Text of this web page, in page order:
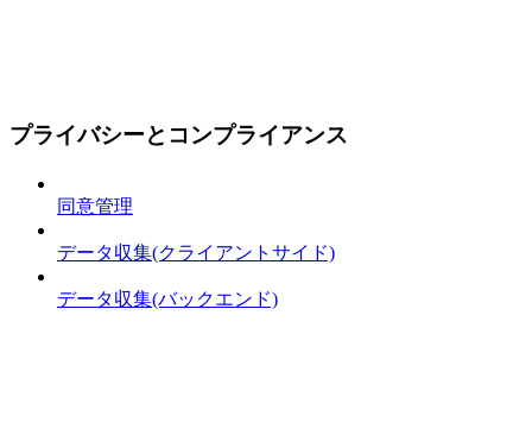
プライバシーとコンプライアンス
同意管理
データ収集(クライアントサイド)
データ収集(バックエンド)